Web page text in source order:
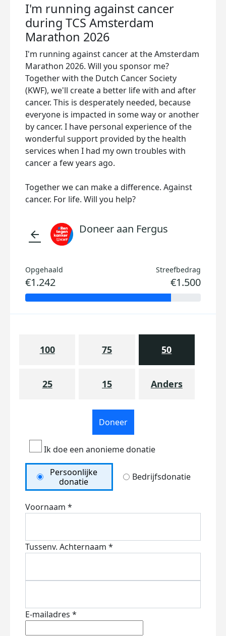
I'm running against cancer
during TCS Amsterdam
Marathon 2026
I'm running against cancer at the Amsterdam
Marathon 2026. Will you sponsor me?
Together with the Dutch Cancer Society
(KWF), we'll create a better life with and after
cancer. This is desperately needed, because
everyone is impacted in some way or another
by cancer. I have personal experience of the
wonderful support provided by the health
services when I had my own troubles with
cancer a few years ago.
Together we can make a difference. Against
cancer. For life. Will you help?
arrow_back Doneer aan Fergus
Opgehaald
€1.242
Streefbedrag
€1.500
100 75 50
25 15 Anders
Doneer
Ik doe een anonieme donatie
Persoonlijke
donatie
Bedrijfsdonatie
Voornaam *
Tussenv. Achternaam *
E-mailadres *